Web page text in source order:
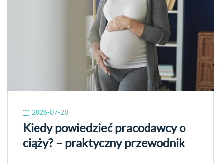
2026-07-28
Kiedy powiedzieć pracodawcy o
ciąży? – praktyczny przewodnik